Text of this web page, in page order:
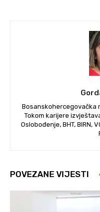
Bosanskohercegovačka
Tokom karijere
Oslobođenje, BHT, BIRN,
POVEZANE VIJESTI